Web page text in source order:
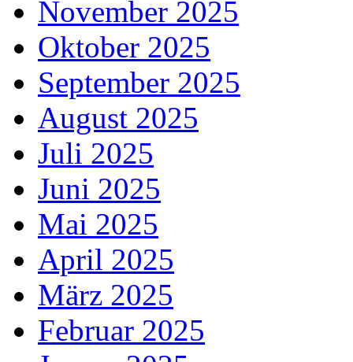
November 2025
Oktober 2025
September 2025
August 2025
Juli 2025
Juni 2025
Mai 2025
April 2025
März 2025
Februar 2025